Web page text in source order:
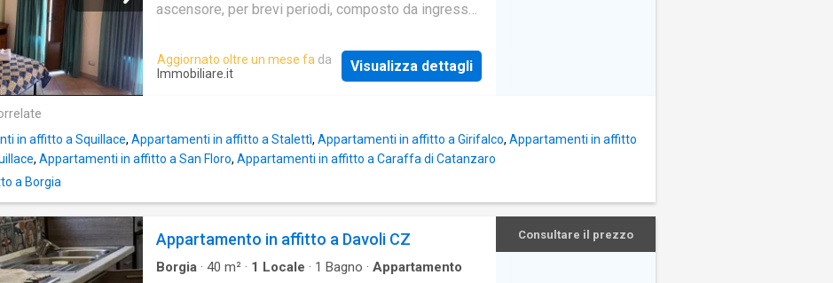
ascensore, per brevi periodi, composto da ingresso,
Aggiornato oltre un mese fa da
Immobiliare.it
Visualizza dettagli
in affitto a Squillace, Appartamenti in affitto a Stalettì, Appartamenti in affitto a Girifalco, Appartamenti in affitto
, Appartamenti in affitto a San Floro, Appartamenti in affitto a Caraffa di Catanzaro
a Borgia
Appartamento in affitto a Davoli CZ
Borgia · 40 m² · 1 Locale · 1 Bagno · Appartamento
Consultare il prezzo